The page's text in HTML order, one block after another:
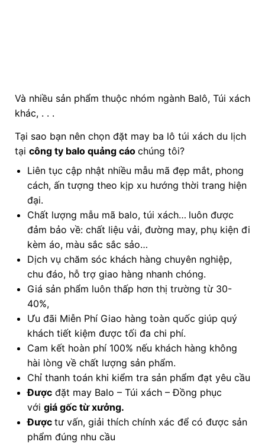
Và nhiều sản phẩm thuộc nhóm ngành Balô, Túi xách
khác, . . .
Tại sao bạn nên chọn đặt may ba lô túi xách du lịch
tại công ty balo quảng cáo chúng tôi?
Liên tục cập nhật nhiều mẫu mã đẹp mắt, phong
cách, ấn tượng theo kịp xu hướng thời trang hiện
đại.
Chất lượng mẫu mã balo, túi xách… luôn được
đảm bảo về: chất liệu vải, đường may, phụ kiện đi
kèm áo, màu sắc sắc sảo…
Dịch vụ chăm sóc khách hàng chuyên nghiệp,
chu đáo, hỗ trợ giao hàng nhanh chóng.
Giá sản phẩm luôn thấp hơn thị trường từ 30-
40%,
Ưu đãi Miễn Phí Giao hàng toàn quốc giúp quý
khách tiết kiệm được tối đa chi phí.
Cam kết hoàn phí 100% nếu khách hàng không
hài lòng về chất lượng sản phẩm.
Chỉ thanh toán khi kiểm tra sản phẩm đạt yêu cầu
Đượcđặt may Balo – Túi xách – Đồng phục
với giá gốc từ xưởng.
Được tư vấn, giải thích chính xác để có được sản
phẩm đúng nhu cầu